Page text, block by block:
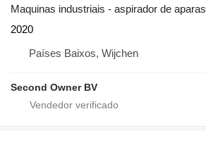
Maquinas industriais - aspirador de aparas
2020
Países Baixos, Wijchen
Second Owner BV